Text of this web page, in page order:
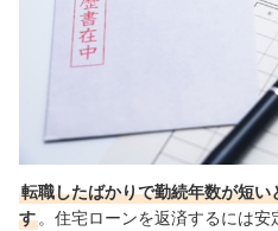
転職したばかりで勤続年数が短
す 。住宅ローンを返済するには安